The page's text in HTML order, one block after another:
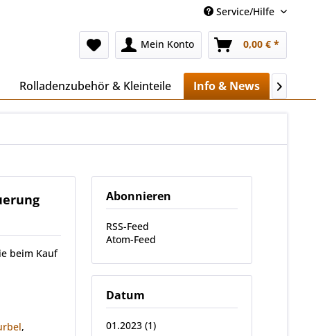
Service/Hilfe
Mein Konto 0,00 € *
Rolladenzubehör & Kleinteile Info & News 
Abonnieren
RSS-Feed
Atom-Feed
Datum
01.2023 (1)
beim Kauf
,